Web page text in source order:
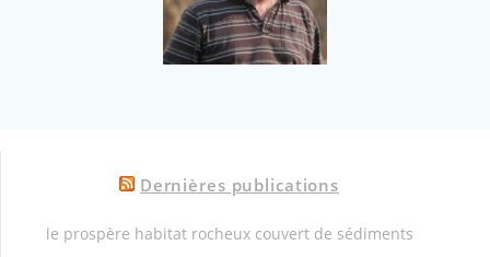
Dernières publications
le prospère habitat rocheux couvert de sédiments